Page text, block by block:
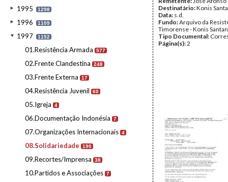
1995 1298
1996 1109
1997 1152
01.Resistência Armada 577
02.Frente Clandestina 248
03.Frente Externa 17
04.Resistência Juvenil 60
05.Igreja 4
06.Documentação Indonésia 7
07.Organizações Internacionais 4
08.Solidariedade 190
09.Recortes/Imprensa 38
10.Partidos e Associações 7
Destinatário:Konis
Data: s.d.
Fundo:Arquivo da
Timorense - Konis
Tipo Documental:
Página(s):2